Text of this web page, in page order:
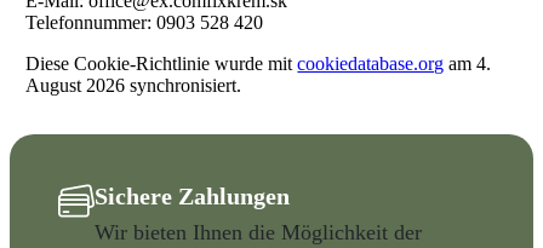
Telefonnummer: 0903 528 420
Diese Cookie-Richtlinie wurde mitcookiedatabase.org am 4.
August 2026 synchronisiert.
Sichere Zahlungen
Wir bieten Ihnen die Möglichkeit der